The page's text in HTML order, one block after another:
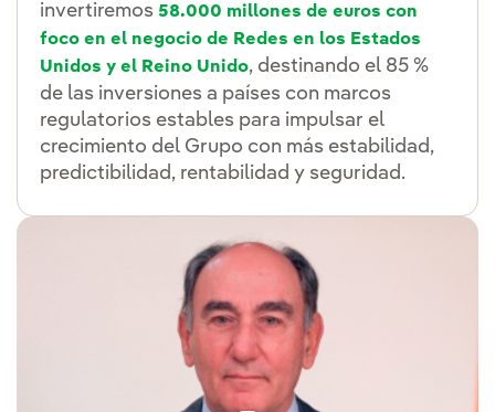
invertiremos 58.000 millones de euros con
foco en el negocio de Redes en los Estados
Unidos y el Reino Unido, destinando el 85 %
de las inversiones a países con marcos
regulatorios estables para impulsar el
crecimiento del Grupo con más estabilidad,
predictibilidad, rentabilidad y seguridad.